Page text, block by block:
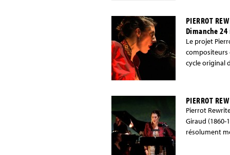
PIERROT
Dimanche
Le projet
compositeurs
cycle original
PIERROT
Pierrot
Giraud (1860-
résolument